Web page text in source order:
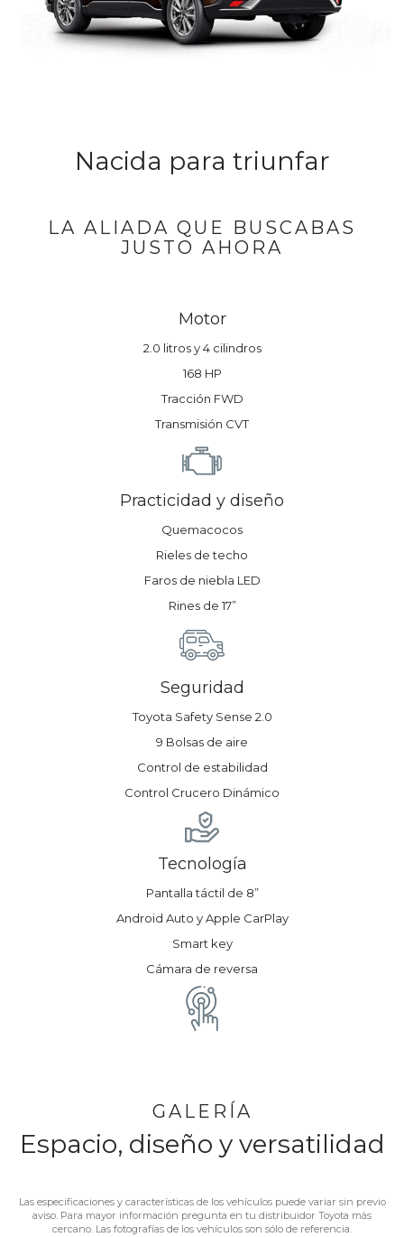
Nacida para triunfar
LA ALIADA QUE BUSCABAS
JUSTO AHORA
Motor
2.0 litros y 4 cilindros
168 HP
Tracción FWD
Transmisión CVT
Practicidad y diseño
Quemacocos
Rieles de techo
Faros de niebla LED
Rines de 17”
Seguridad
Toyota Safety Sense 2.0
9 Bolsas de aire
Control de estabilidad
Control Crucero Dinámico
Tecnología
Pantalla táctil de 8”
Android Auto y Apple CarPlay
Smart key
Cámara de reversa
GALERÍA
Espacio, diseño y versatilidad
Las especificaciones y características de los vehículos puede variar sin previo
aviso. Para mayor información pregunta en tu distribuidor Toyota más
cercano. Las fotografías de los vehículos son sólo de referencia.